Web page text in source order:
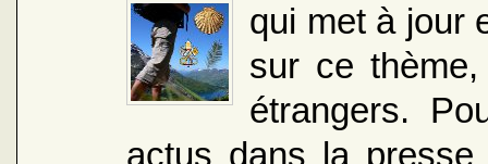
qui met à jour
sur ce
étrangers.
actus dans la